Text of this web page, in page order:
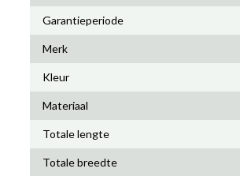
Garantieperiode
Merk
Kleur
Materiaal
Totale lengte
Totale breedte